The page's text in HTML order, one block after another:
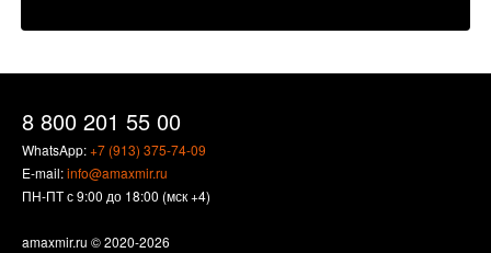
8 800 201 55 00
WhatsApp:+7 (913) 375-74-09
E-mail:info@amaxmir.ru
ПН-ПТ с 9:00 до 18:00 (мск +4)
amaxmir.ru © 2020-2026